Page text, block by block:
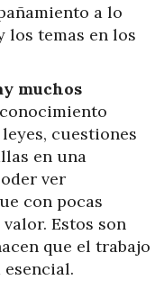
a lo
los temas en los
muchos
cuestiones
en una
ver
con pocas
Estos son
que el trabajo